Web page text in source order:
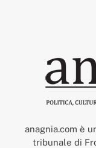
anagnia.com è
tribunale di